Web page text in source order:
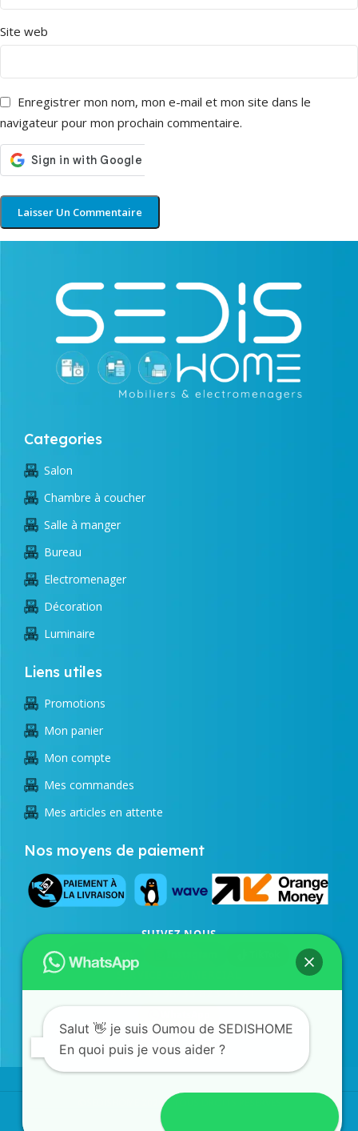
Site web
Enregistrer mon nom, mon e-mail et mon site dans le
navigateur pour mon prochain commentaire.
Categories
Salon
Chambre à coucher
Salle à manger
Bureau
Electromenager
Décoration
Luminaire
Liens utiles
Promotions
Mon panier
Mon compte
Mes commandes
Mes articles en attente
Nos moyens de paiement
SUIVEZ NOUS
Facebook
SERVICE COMMERCIAL
77 873 43 98/33 823 24 21
©SEDISHOME 2026 - TOUS DROITS RÉSERVÉS
Salut 👋 je suis Oumou de SEDISHOME
En quoi puis je vous aider ?